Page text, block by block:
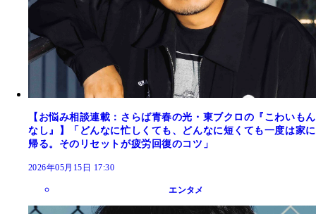
【お悩み相談連載：さらば青春の光・東ブクロの『こわいもん
なし』】「どんなに忙しくても、どんなに短くても一度は家に
帰る。そのリセットが疲労回復のコツ」
2026年05月15日 17:30
エンタメ